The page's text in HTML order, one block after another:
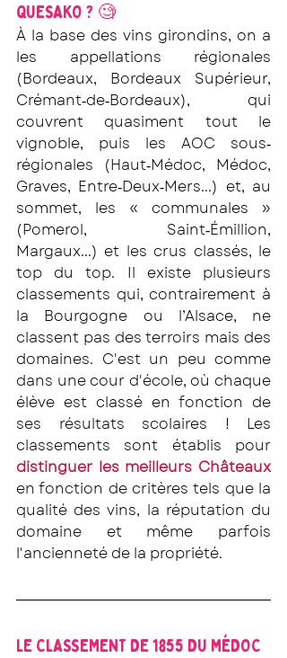
QUESAKO ? 🧐
À la base des vins girondins, on a
les appellations régionales
(Bordeaux, Bordeaux Supérieur,
Crémant‐de‐Bordeaux), qui
couvrent quasiment tout le
vignoble, puis les AOC sous‐
régionales (Haut‐Médoc, Médoc,
Graves, Entre‐Deux‐Mers...) et, au
sommet, les « communales »
(Pomerol, Saint‐Émillion,
Margaux...) et les crus classés, le
top du top. Il existe plusieurs
classements qui, contrairement à
la Bourgogne ou l’Alsace, ne
classent pas des terroirs mais des
domaines. C'est un peu comme
dans une cour d'école, où chaque
élève est classé en fonction de
ses résultats scolaires ! Les
distinguer les meilleurs Châteaux
en fonction de critères tels que la
qualité des vins, la réputation du
domaine et même parfois
l'ancienneté de la propriété.
LE CLASSEMENT DE 1855 DU MÉDOC